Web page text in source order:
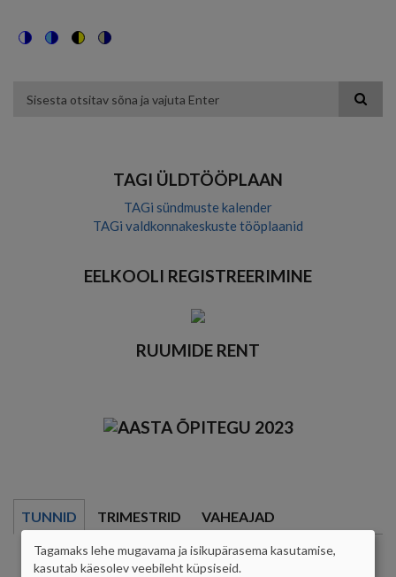
theme
TAGI ÜLDTÖÖPLAAN
TAGi sündmuste kalender
TAGi valdkonnakeskuste tööplaanid
EELKOOLI REGISTREERIMINE
RUUMIDE RENT
TUNNID TRIMESTRID VAHEAJAD
8.00 - 8.45
Tagamaks lehe mugavama ja isikupärasema kasutamise,
kasutab käesolev veebileht küpsiseid.